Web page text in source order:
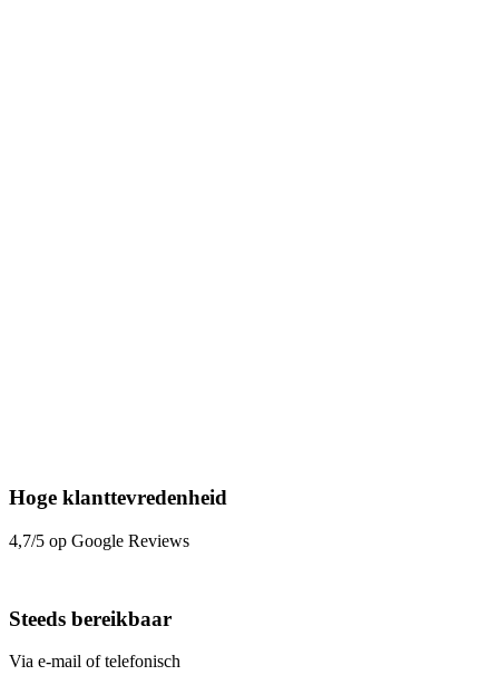
Hoge klanttevredenheid
4,7/5 op Google Reviews
Steeds bereikbaar
Via e-mail of telefonisch